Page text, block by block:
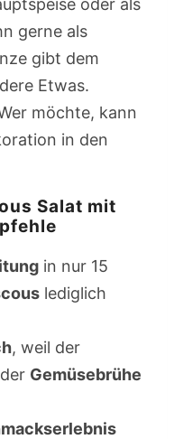
oder als
gerne als
gibt dem
Etwas.
möchte, kann
in den
Salat mit
in nur 15
lediglich
, weil der
Gemüsebrühe